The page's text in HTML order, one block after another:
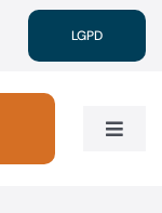
LGPD
Toggle